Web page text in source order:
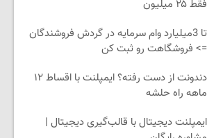
لبخندت رو برگردون 😊 ایمپلنت اقساطی 🦷
تا 3میلیارد وام سرمایه در گردش فروشندگان